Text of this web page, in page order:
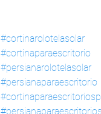
#cortinarolotelasolar
#cortinaparaescritorio
#persianarolotelasolar
#persianaparaescritorio
#cortinaparaescritoriosp